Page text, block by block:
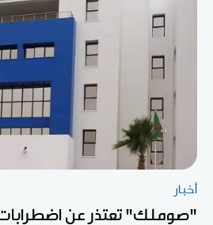
أخبار
"صوملك" تعتذر عن